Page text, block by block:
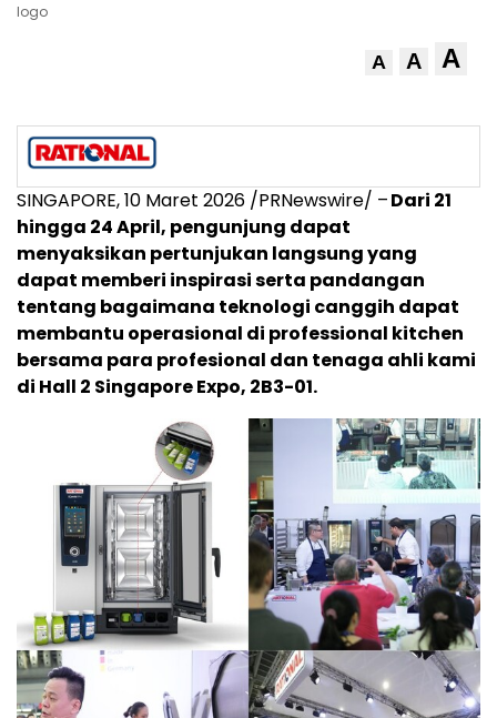
logo
A A A
SINGAPORE, 10 Maret 2026 /PRNewswire/ –Dari 21
hingga 24 April, pengunjung dapat
menyaksikan pertunjukan langsung yang
dapat memberi inspirasi serta pandangan
tentang bagaimana teknologi canggih dapat
membantu operasional di professional kitchen
bersama para profesional dan tenaga ahli kami
di Hall 2 Singapore Expo, 2B3-01.